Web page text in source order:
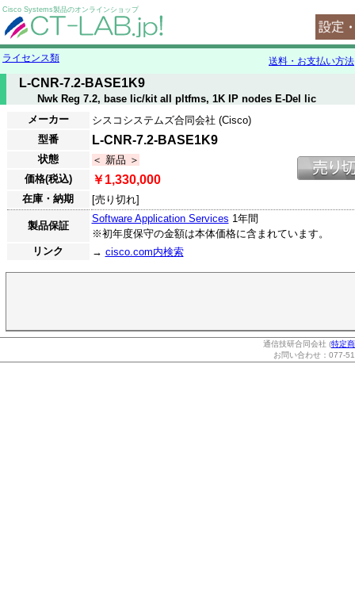
Cisco Systems製品のオンラインショップ
ライセンス類 送料・お支払い方法
L-CNR-7.2-BASE1K9
Nwk Reg 7.2, base lic/kit all pltfms, 1K IP nodes E-Del lic
メーカー
シスコシステムズ合同会社 (Cisco)
型番
L-CNR-7.2-BASE1K9
状態
＜ 新品 ＞
価格(税込)
￥1,330,000
在庫・納期 [売り切れ]
製品保証
Software Application Services 1年間
※初年度保守の金額は本体価格に含まれています。
リンク
→ cisco.com内検索
通信技研合同会社 (特定
お問い合わせ：077-